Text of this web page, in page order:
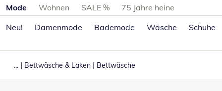
Produktkategorien überspringen
Mode Wohnen SALE %
75 Jahre heine
Neu!
Damenmode Bademode Wäsche Schuhe
... | Bettwäsche & Laken | Bettwäsche